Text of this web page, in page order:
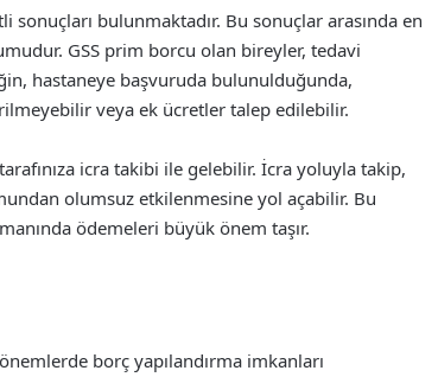
bulunmaktadır. Bu sonuçlar arasında en
GSS prim borcu olan bireyler, tedavi
hastaneye başvuruda bulunulduğunda,
veya ek ücretler talep edilebilir.
icra takibi ile gelebilir. İcra yoluyla takip,
olumsuz etkilenmesine yol açabilir. Bu
ödemeleri büyük önem taşır.
borç yapılandırma imkanları